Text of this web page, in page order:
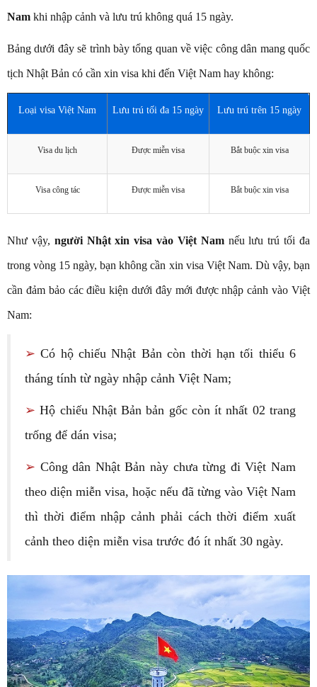
Nam khi nhập cảnh và lưu trú không quá 15 ngày.
Bảng dưới đây sẽ trình bày tổng quan về việc công dân mang quốc
tịch Nhật Bản có cần xin visa khi đến Việt Nam hay không:
Loại visa Việt Nam Lưu trú tối đa 15 ngày Lưu trú trên 15 ngày
Visa du lịch Được miễn visa Bắt buộc xin visa
Visa công tác Được miễn visa Bắt buộc xin visa
Như vậy, người Nhật xin visa vào Việt Namnếu lưu trú tối đa
trong vòng 15 ngày, bạn không cần xin visa Việt Nam. Dù vậy, bạn
cần đảm bảo các điều kiện dưới đây mới được nhập cảnh vào Việt
Nam:
➢ Có hộ chiếu Nhật Bản còn thời hạn tối thiểu 6
tháng tính từ ngày nhập cảnh Việt Nam;
➢Hộ chiếu Nhật Bản bản gốc còn ít nhất 02 trang
trống để dán visa;
➢ Công dân Nhật Bản này chưa từng đi Việt Nam
theo diện miễn visa, hoặc nếu đã từng vào Việt Nam
thì thời điểm nhập cảnh phải cách thời điểm xuất
cảnh theo diện miễn visa trước đó ít nhất 30 ngày.